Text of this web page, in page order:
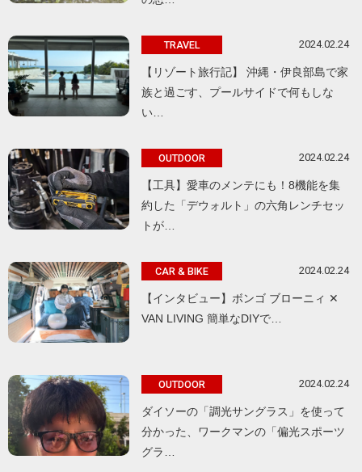
TRAVEL 2024.02.24
【リゾート旅行記】 沖縄・伊良部島で家
族と過ごす、プールサイドで何もしな
い…
OUTDOOR 2024.02.24
【工具】愛車のメンテにも！8機能を集
約した「デウォルト」の六角レンチセッ
トが…
CAR & BIKE 2024.02.24
【インタビュー】ボンゴ ブローニィ ✕
VAN LIVING 簡単なDIYで…
OUTDOOR 2024.02.24
ダイソーの「調光サングラス」を使って
分かった、ワークマンの「偏光スポーツ
グラ…